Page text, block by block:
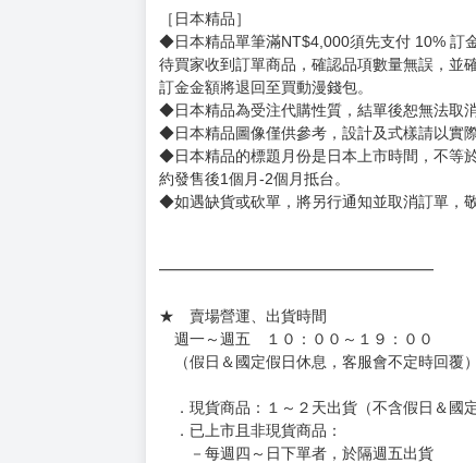
［日本精品］
◆日本精品單筆滿NT$4,000須先支付 10% 訂
待買家收到訂單商品，確認品項數量無誤，並
訂金金額將退回至買動漫錢包。
◆日本精品為受注代購性質，結單後恕無法取
◆日本精品圖像僅供參考，設計及式樣請以實
◆日本精品的標題月份是日本上市時間，不等
約發售後1個月-2個月抵台。
◆如遇缺貨或砍單，將另行通知並取消訂單，敬
━━━━━━━━━━━━━━━━━━
★ 賣場營運、出貨時間
週一～週五 １０：００～１９：００
（假日＆國定假日休息，客服會不定時回覆）
．現貨商品：１～２天出貨（不含假日＆國定
．已上市且非現貨商品：
－每週四～日下單者，於隔週五出貨